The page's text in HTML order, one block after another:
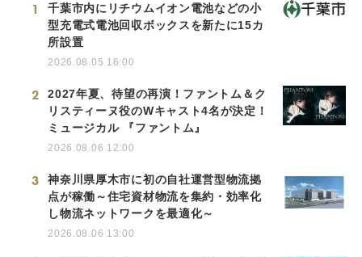
1
千葉市内にリチウムイオン電池などの小
型充電式電池回収ボックスを新たに15カ
所設置
2026.08.05 16:00
2
2027年夏、待望の再演！ファントム＆ク
リスティーヌ役のWキャスト4名が決定！
ミュージカル 『ファントム』
2026.08.06 12:00
3
神奈川県厚木市に初の自社運営型物流拠
点が稼働～住宅資材物流を集約・効率化
し物流ネットワークを最適化～
2026.08.06 13:00